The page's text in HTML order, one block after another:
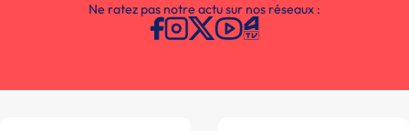
Ne ratez pas notre actu sur nos réseaux :